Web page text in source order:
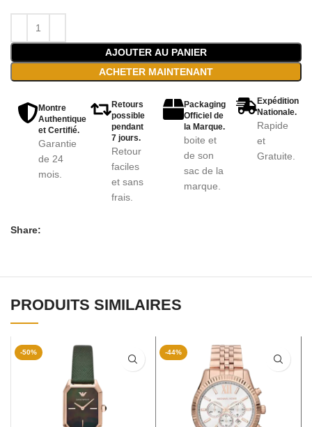
AJOUTER AU PANIER
ACHETER MAINTENANT
Montre
Authentique
et Certifié.
Garantie
de 24
mois.
Retours
possible
pendant
7 jours.
Retour
faciles
et sans
frais.
Packaging
Officiel de
la Marque.
boite et
de son
sac de la
marque.
Expédition
Nationale.
Rapide
et
Gratuite.
Share:
PRODUITS SIMILAIRES
-50% -44%